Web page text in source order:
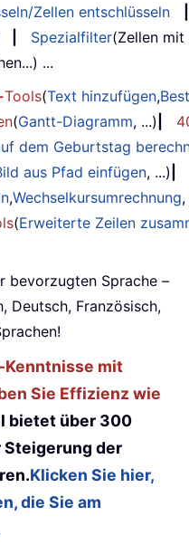
Zellen entschlüsseln
Spezialfilter(Zellen
...
Tools(Text hinzufügen,
(Gantt-Diagramm, ...)
dem Geburtstag
aus Pfad einfügen, ...)
,Wechselkursumrechnung
(Erweiterte Zeilen
bevorzugten Sprache –
Deutsch, Französisch,
Kenntnisse mit
Sie Effizienz wie
bietet über 300
der
Klicken Sie hier,
die Sie am